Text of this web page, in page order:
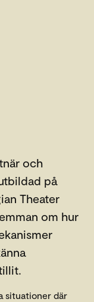
och
på
Theater
om hur
situationer där